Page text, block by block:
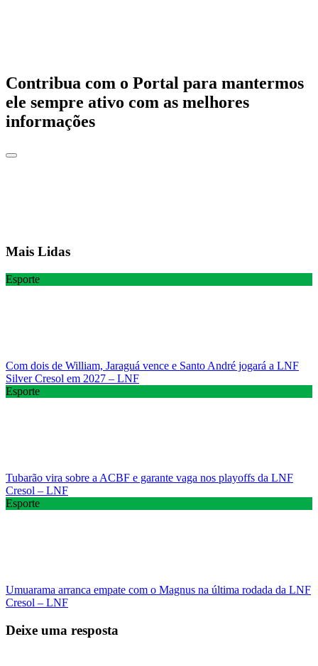
Contribua com o Portal para mantermos
ele sempre ativo com as melhores
informações
Mais Lidas
Esporte
Com dois de William, Jaraguá vence e Santo André jogará a LNF
Silver Cresol em 2027 – LNF
Esporte
Tubarão vira sobre a ACBF e garante vaga nos playoffs da LNF
Cresol – LNF
Esporte
Umuarama arranca empate com o Magnus na última rodada da LNF
Cresol – LNF
Deixe uma resposta